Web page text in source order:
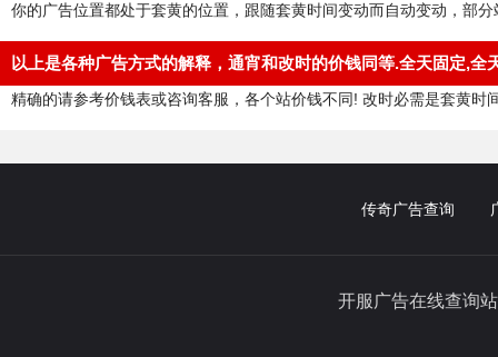
你的广告位置都处于套黄的位置，跟随套黄时间变动而自动变动，部
以上是各种广告方式的解释，通宵和改时的价钱同等.全天固定,全
精确的请参考价钱表或咨询客服，各个站价钱不同! 改时必需是套黄
传奇广告查询
开服广告在线查